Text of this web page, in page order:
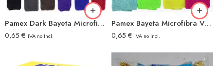
Pamex Dark Bayeta Microfibra Volumen
0,65 € IVA no Incl.
Pamex Bayeta Microfibra Volumen Colores
0,65 € IVA no Incl.